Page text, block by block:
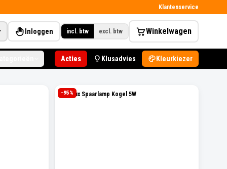
Klantenservice
Inloggen incl. btw excl. btw Winkelwagen
Acties Klusadvies Kleurkiezer
−95%
Attralux Spaarlamp Kogel 5W